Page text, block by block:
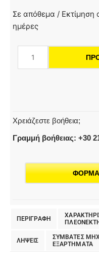
Σε απόθεμα / Εκτίμηση
ημέρες
HD
6/15
Μηχάνημα
Χρειάζεστε βοήθεια;
Γραμμή βοήθειας: +30
ΦΟΡΜΑ
ΠΕΡΙΓΡΑΦΗ
ΛΗΨΕΙΣ
ΣΥΜΒΑΤΕΣ
ΕΞΑΡΤΗΜΑΤΑ